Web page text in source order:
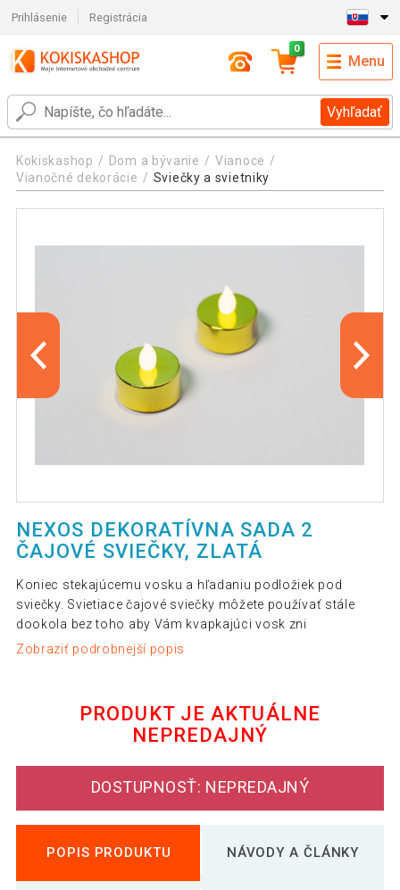
Prihlásenie Registrácia
Vyhľadať
0
Menu
Kokiskashop Dom a bývanie
Vianoce
Vianočné dekorácie
Sviečky a svietniky
NEXOS DEKORATÍVNA SADA 2
ČAJOVÉ SVIEČKY, ZLATÁ
Koniec stekajúcemu vosku a hľadaniu podložiek pod
sviečky. Svietiace čajové sviečky môžete používať stále
dookola bez toho aby Vám kvapkajúci vosk zni
Zobraziť podrobnejší popis
PRODUKT JE AKTUÁLNE
NEPREDAJNÝ
DOSTUPNOSŤ: NEPREDAJNÝ
POPIS PRODUKTU NÁVODY A ČLÁNKY